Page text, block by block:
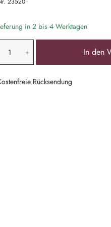
in 2 bis 4 Werktagen
Anzahl: Gib
In den
Rücksendung